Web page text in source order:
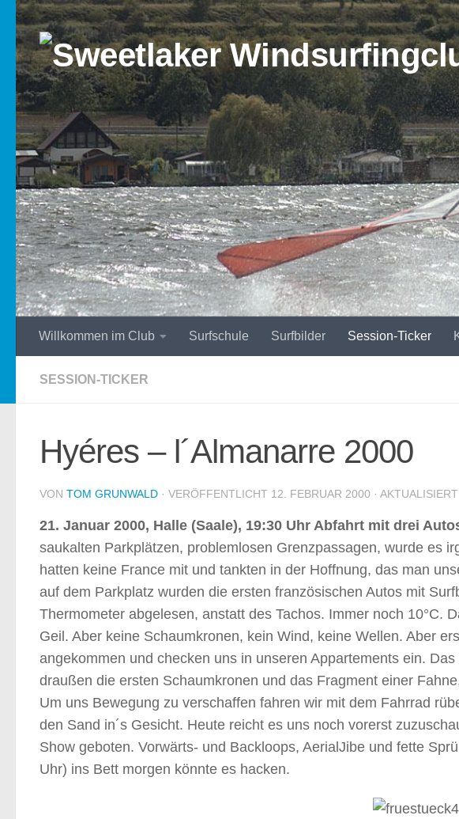
Zum Inhalt springen
Willkommen im Club Surfschule Surfbilder Session-Ticker
SESSION-TICKER
Hyéres – l´Almanarre 2000
VON TOM GRUNWALD · VERÖFFENTLICHT 12. FEBRUAR 2000 · AKTUALISIERT
21. Januar 2000, Halle (Saale), 19:30 Uhr Abfahrt mit drei
saukalten Parkplätzen, problemlosen Grenzpassagen, wurde es
hatten keine France mit und tankten in der Hoffnung, das man
auf dem Parkplatz wurden die ersten französischen Autos mit
Thermometer abgelesen, anstatt des Tachos. Immer noch 10°C.
Geil. Aber keine Schaumkronen, kein Wind, keine Wellen. Aber
angekommen und checken uns in unseren Appartements ein.
draußen die ersten Schaumkronen und das Fragment einer
Um uns Bewegung zu verschaffen fahren wir mit dem Fahrrad
den Sand in´s Gesicht. Heute reicht es uns noch vorerst
Show geboten. Vorwärts- und Backloops, AerialJibe und fette
Uhr) ins Bett morgen könnte es hacken.